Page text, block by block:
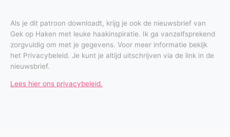
Als je dit patroon downloadt, krijg je ook de nieuwsbrief van
Gek op Haken met leuke haakinspiratie. Ik ga vanzelfsprekend
zorgvuldig om met je gegevens. Voor meer informatie bekijk
het Privacybeleid. Je kunt je altijd uitschrijven via de link in de
nieuwsbrief.
Lees hier ons privacybeleid.